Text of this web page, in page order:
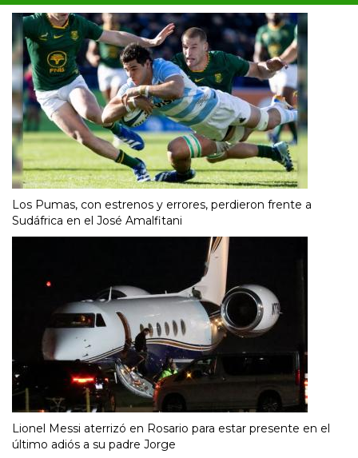
Los Pumas, con estrenos y errores, perdieron frente a
Sudáfrica en el José Amalfitani
Lionel Messi aterrizó en Rosario para estar presente en el
último adiós a su padre Jorge